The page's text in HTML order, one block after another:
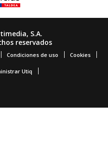
S.A.
reservados
Condiciones de uso Cookies
Utiq